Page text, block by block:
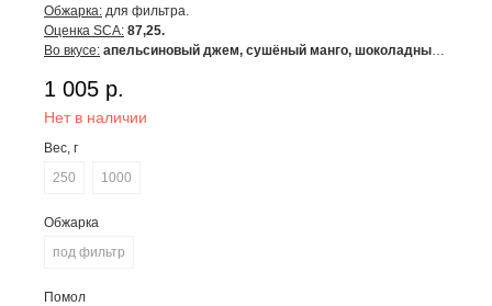
Обжарка: для фильтра.
Оценка SCA: 87,25.
Во вкусе: апельсиновый джем, сушёный манго, шоколадный
1 005 р.
Нет в наличии
Вес, г
250
1000
Обжарка
под фильтр
Помол